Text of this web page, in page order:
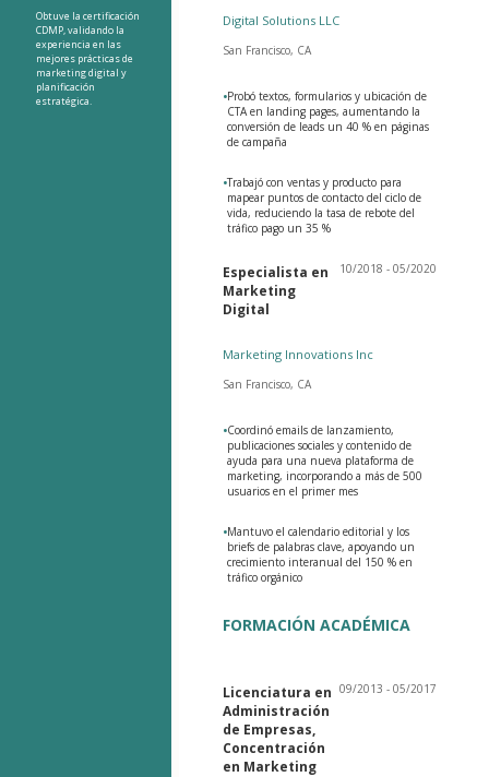
Obtuve la certificación
CDMP, validando la
experiencia en las
mejores prácticas de
marketing digital y
planificación
estratégica.
Digital Solutions LLC
San Francisco, CA
•Probó textos, formularios y ubicación de
CTA en landing pages, aumentando la
conversión de leads un 40 % en páginas
de campaña
•Trabajó con ventas y producto para
mapear puntos de contacto del ciclo de
vida, reduciendo la tasa de rebote del
tráfico pago un 35 %
Especialista en
Marketing
Digital
10/2018 - 05/2020
Marketing Innovations Inc
San Francisco, CA
•Coordinó emails de lanzamiento,
publicaciones sociales y contenido de
ayuda para una nueva plataforma de
marketing, incorporando a más de 500
usuarios en el primer mes
•Mantuvo el calendario editorial y los
briefs de palabras clave, apoyando un
crecimiento interanual del 150 % en
tráfico orgánico
FORMACIÓN ACADÉMICA
Licenciatura en
Administración
de Empresas,
Concentración
en Marketing
09/2013 - 05/2017